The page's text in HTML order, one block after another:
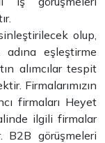
olup,
adına eşleştirme
alımcılar tespit
Firmalarımızın
firmaları Heyet
ilgili firmalar
B2B görüşmeleri